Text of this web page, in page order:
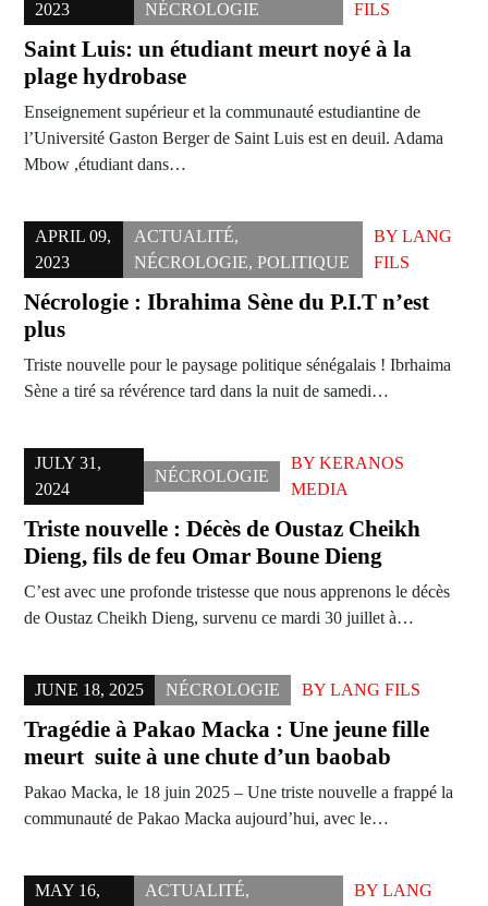
2023 NÉCROLOGIE FILS
Saint Luis: un étudiant meurt noyé à la
plage hydrobase
Enseignement supérieur et la communauté estudiantine de
l’Université Gaston Berger de Saint Luis est en deuil. Adama
Mbow ,étudiant dans…
APRIL 09,
2023
ACTUALITÉ,
NÉCROLOGIE,POLITIQUE
BY LANG
FILS
Nécrologie : Ibrahima Sène du P.I.T n’est
plus
Triste nouvelle pour le paysage politique sénégalais ! Ibrhaima
Sène a tiré sa révérence tard dans la nuit de samedi…
JULY 31,
2024
NÉCROLOGIE
BY KERANOS
MEDIA
Triste nouvelle : Décès de Oustaz Cheikh
Dieng, fils de feu Omar Boune Dieng
C’est avec une profonde tristesse que nous apprenons le décès
de Oustaz Cheikh Dieng, survenu ce mardi 30 juillet à…
JUNE 18, 2025 NÉCROLOGIE BY LANG FILS
Tragédie à Pakao Macka : Une jeune fille
meurt suite à une chute d’un baobab
Pakao Macka, le 18 juin 2025 – Une triste nouvelle a frappé la
communauté de Pakao Macka aujourd’hui, avec le…
MAY 16,
ACTUALITÉ,
BY LANG